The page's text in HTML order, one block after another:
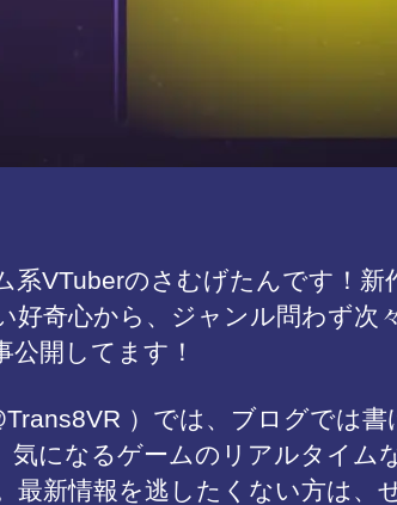
系VTuberのさむげたんです！新
好奇心から、ジャンル問わず次
公開してます！
）では、ブログでは書
気になるゲームのリアルタイム
最新情報を逃したくない方は、